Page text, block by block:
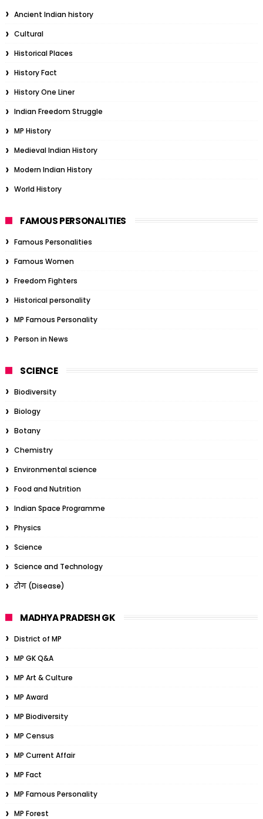
Ancient Indian history
Cultural
Historical Places
History Fact
History One Liner
Indian Freedom Struggle
MP History
Medieval Indian History
Modern Indian History
World History
FAMOUS PERSONALITIES
Famous Personalities
Famous Women
Freedom Fighters
Historical personality
MP Famous Personality
Person in News
SCIENCE
Biodiversity
Biology
Botany
Chemistry
Environmental science
Food and Nutrition
Indian Space Programme
Physics
Science
Science and Technology
रोग (Disease)
MADHYA PRADESH GK
District of MP
MP GK Q&A
MP Art & Culture
MP Award
MP Biodiversity
MP Census
MP Current Affair
MP Fact
MP Famous Personality
MP Forest